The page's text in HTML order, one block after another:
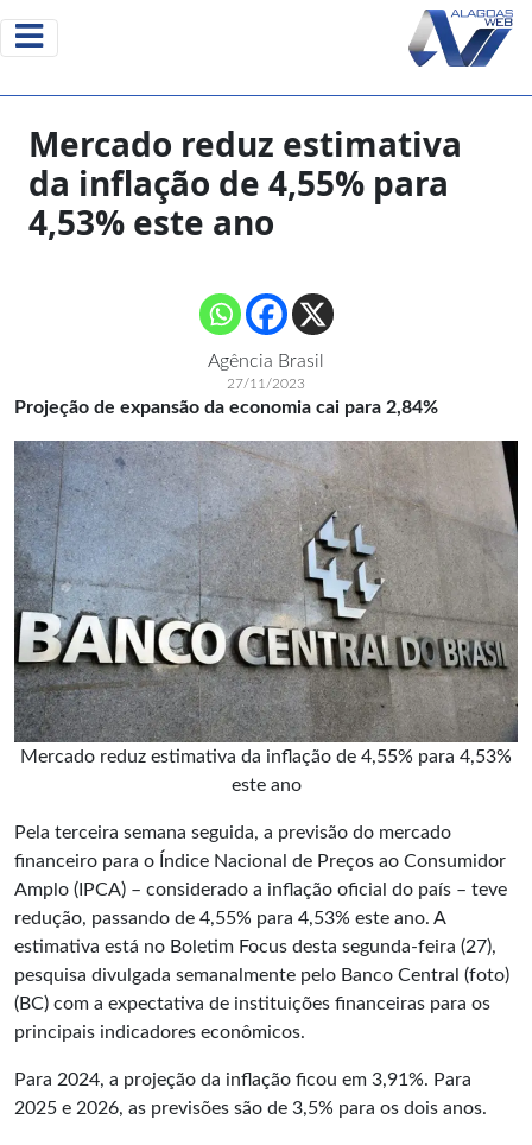
Mercado reduz estimativa
da inflação de 4,55% para
4,53% este ano
Agência Brasil
27/11/2023
Projeção de expansão da economia cai para 2,84%
Mercado reduz estimativa da inflação de 4,55% para 4,53%
este ano
Pela terceira semana seguida, a previsão do mercado
financeiro para o Índice Nacional de Preços ao Consumidor
Amplo (IPCA) – considerado a inflação oficial do país – teve
redução, passando de 4,55% para 4,53% este ano. A
estimativa está no Boletim Focus desta segunda-feira (27),
pesquisa divulgada semanalmente pelo Banco Central (foto)
(BC) com a expectativa de instituições financeiras para os
principais indicadores econômicos.
Para 2024, a projeção da inflação ficou em 3,91%. Para
2025 e 2026, as previsões são de 3,5% para os dois anos.